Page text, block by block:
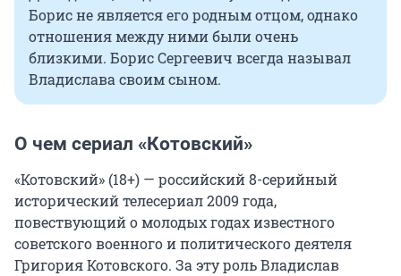
Борис не является его родным отцом, однако
отношения между ними были очень
близкими. Борис Сергеевич всегда называл
Владислава своим сыном.
О чем сериал «Котовский»
«Котовский» (18+) — российский 8-серийный
исторический телесериал 2009 года,
повествующий о молодых годах известного
советского военного и политического деятеля
Григория Котовского. За эту роль Владислав